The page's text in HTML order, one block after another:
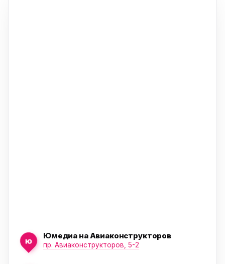
ю
Юмедиа на Авиаконструкторов
пр. Авиаконструкторов, 5-2